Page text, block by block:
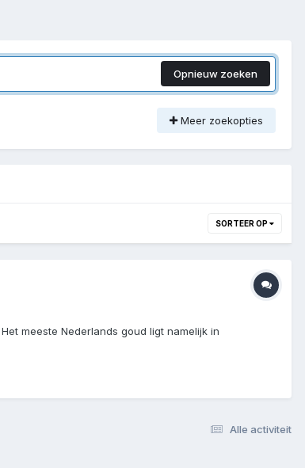
Opnieuw zoeken
Meer zoekopties
SORTEER OP
meeste Nederlands goud ligt namelijk in
Alle activiteit